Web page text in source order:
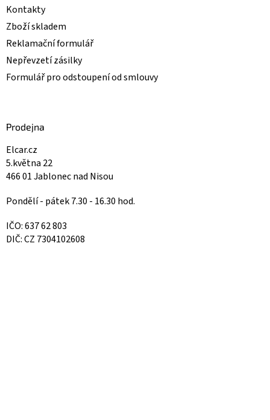
Kontakty
Zboží skladem
Reklamační formulář
Nepřevzetí zásilky
Formulář pro odstoupení od smlouvy
Prodejna
Elcar.cz
5.května 22
466 01 Jablonec nad Nisou
Pondělí - pátek 7.30 - 16.30 hod.
IČO: 637 62 803
DIČ: CZ 7304102608